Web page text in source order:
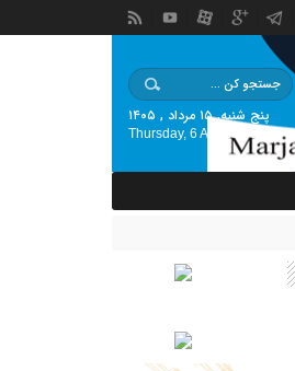
پنج شنبه, ۱۵ مرداد , ۱۴۰۵
Thursday, 6 August , 2026